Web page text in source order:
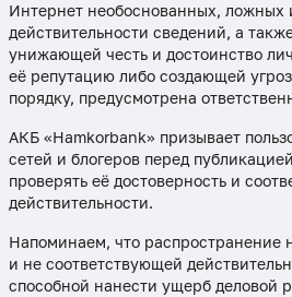
Интернет необоснованных, ложных
действительности сведений, а
унижающей честь и достоинство
её репутацию либо создающей
порядку, предусмотрена
АКБ «Hamkorbank» призывает
сетей и блогеров перед
проверять её достоверность и
действительности.
Напоминаем, что распространение
и не соответствующей
способной нанести ущерб деловой